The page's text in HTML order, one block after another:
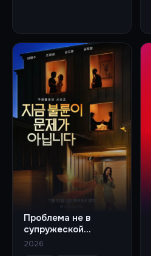
Проблема не в
супружеской
неверности (сериал
2026